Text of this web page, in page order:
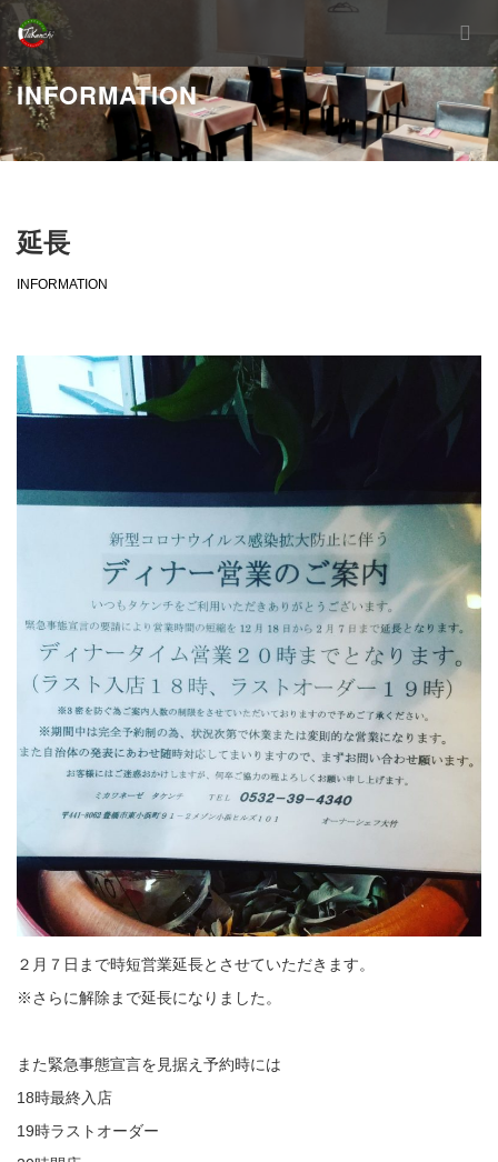
INFORMATION
延長
INFORMATION
２月７日まで時短営業延長とさせていただきます。
※さらに解除まで延長になりました。
また緊急事態宣言を見据え予約時には
18時最終入店
19時ラストオーダー